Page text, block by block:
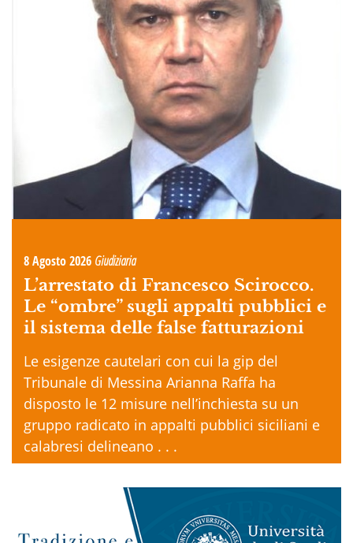
8 Agosto 2026 Giudiziaria
L’arrestato di Francesco Scirocco.
Le “ombre” sugli appalti pubblici e
il sistema delle false fatturazioni
Le esigenze cautelari con cui la gip del
Tribunale di Messina Arianna Raffa ha
disposto le 12 misure nell’inchiesta su un
gruppo radicato in appalti pubblici siciliani e
calabresi delineano . . .